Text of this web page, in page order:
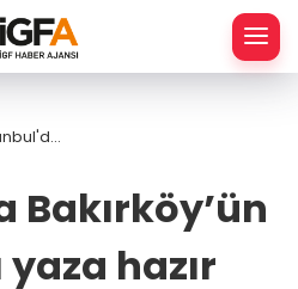
hazır
hazır